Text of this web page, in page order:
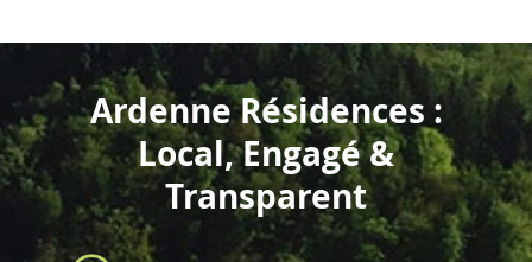
Ardenne Résidences :
Local, Engagé &
Transparent